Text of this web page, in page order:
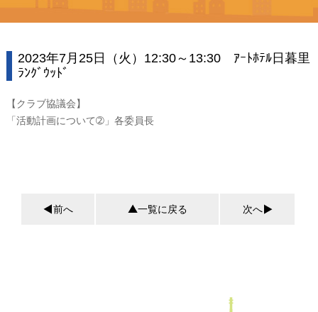
2023年7月25日（火）12:30～13:30 ｱｰﾄﾎﾃﾙ日暮里
ﾗﾝｸﾞｳｯﾄﾞ
【クラブ協議会】
「活動計画について➁」各委員長
前へ 一覧に戻る 次へ